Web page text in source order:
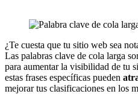
¿Te cuesta que tu sitio web sea
Las palabras clave de cola larga
para aumentar la visibilidad de tu
estas frases específicas pueden
mejorar tus clasificaciones en los